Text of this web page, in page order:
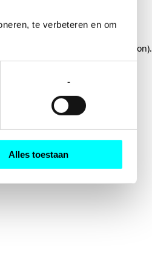
te verbeteren en om
-
Alles toestaan
for more information).